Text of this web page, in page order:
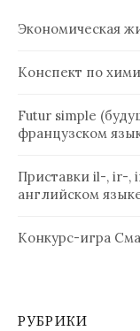
Экономическая
Конспект по
Futur simple
французском
Приставки il-, ir-,
английском
Конкурс-игра
РУБРИКИ